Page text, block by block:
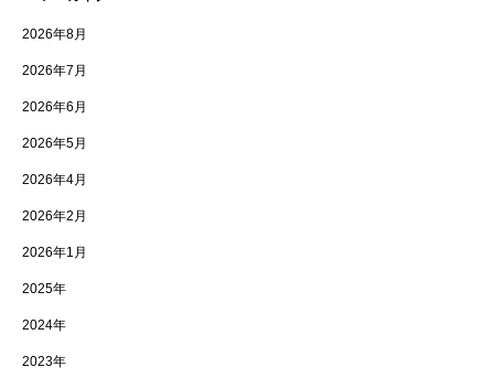
2026年8月
2026年7月
2026年6月
2026年5月
2026年4月
2026年2月
2026年1月
2025年
2024年
2023年